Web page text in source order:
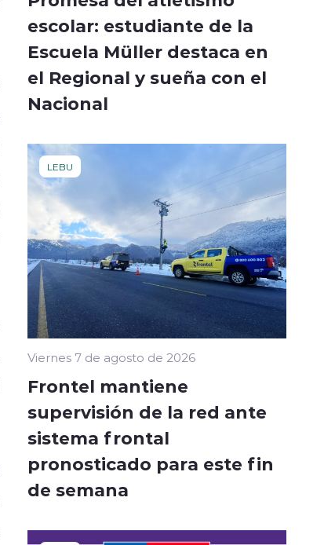
escolar: estudiante de la
Escuela Müller destaca en
el Regional y sueña con el
Nacional
LEBU
Viernes 7 de agosto de 2026
Frontel mantiene
supervisión de la red ante
sistema frontal
pronosticado para este fin
de semana